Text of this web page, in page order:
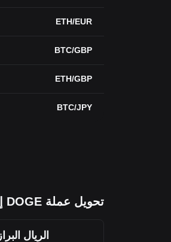
ETH/EUR
BTC/GBP
ETH/GBP
BTC/JPY
تحويل عملة DOGE إلى BRL
الريال